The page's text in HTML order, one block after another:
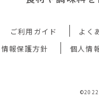
ご利用ガイド よく
報保護方針
個人情